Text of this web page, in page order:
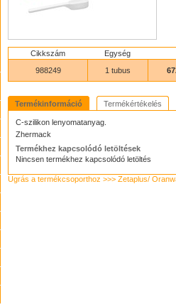
Cikkszám
Egység
988249
1 tubus
Termékinformáció Termékértékelés
C-szilikon lenyomatanyag.
Zhermack
Termékhez kapcsolódó letöltések
Nincsen termékhez kapcsolódó letöltés
Ugrás a termékcsoporthoz >>> Zetaplus/